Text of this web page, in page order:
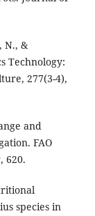
N., &
Technology:
277(3-4),
and
FAO
620.
species in